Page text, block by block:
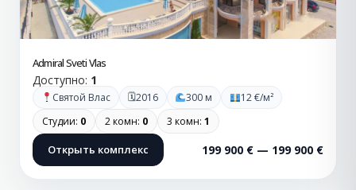
Admiral Sveti Vlas
Доступно: 1
Святой Влас 🗓2016 300 м
12 €/м²
Студии: 0 2 комн: 0 3 комн: 1
Открыть комплекс 199 900 € — 199 900 €